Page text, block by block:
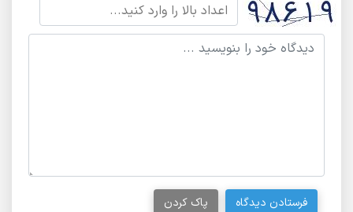
فرستادن دیدگاه پاک کردن